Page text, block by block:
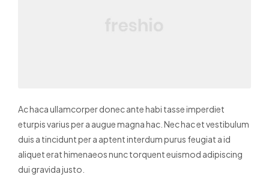
Ac haca ullamcorper donec ante habi tasse imperdiet
eturpis varius per a augue magna hac. Nec hac et vestibulum
duis a tincidunt per a aptent interdum purus feugiat a id
aliquet erat himenaeos nunc torquent euismod adipiscing
dui gravida justo.